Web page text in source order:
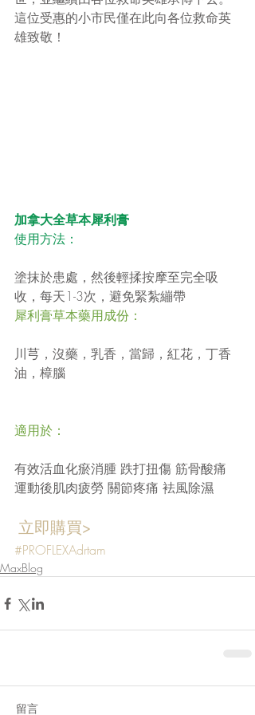
這位受惠的小市民僅在此向各位救命英
雄致敬！
加拿大全草本犀利膏
使用方法：
塗抹於患處，然後輕揉按摩至完全吸
收，每天1-3次，避免緊紮繃帶
犀利膏草本藥用成份：
川芎，沒藥，乳香，當歸，紅花，丁香
油，樟腦
適用於：
有效活血化瘀消腫 跌打扭傷 筋骨酸痛
運動後肌肉疲勞 關節疼痛 袪風除濕
立即購買>
#PROFLEXAdrtam
MaxBlog
留言